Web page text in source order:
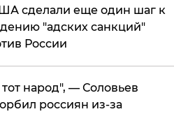
сделали еще один шаг к
"адских санкций"
России
народ", — Соловьев
россиян из-за